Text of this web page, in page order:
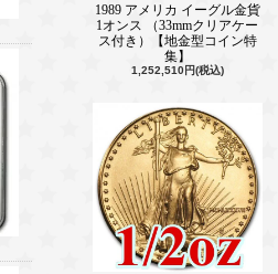
1989 アメリカ イーグル金貨
1オンス （33mmクリアケー
ス付き）【地金型コイン特
集】
1,252,510円(税込)